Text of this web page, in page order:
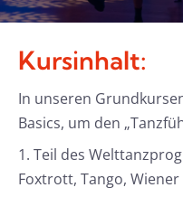
Kursinhalt:
In unseren
Basics, um den
1. Teil des
Foxtrott, Tango, Wiener